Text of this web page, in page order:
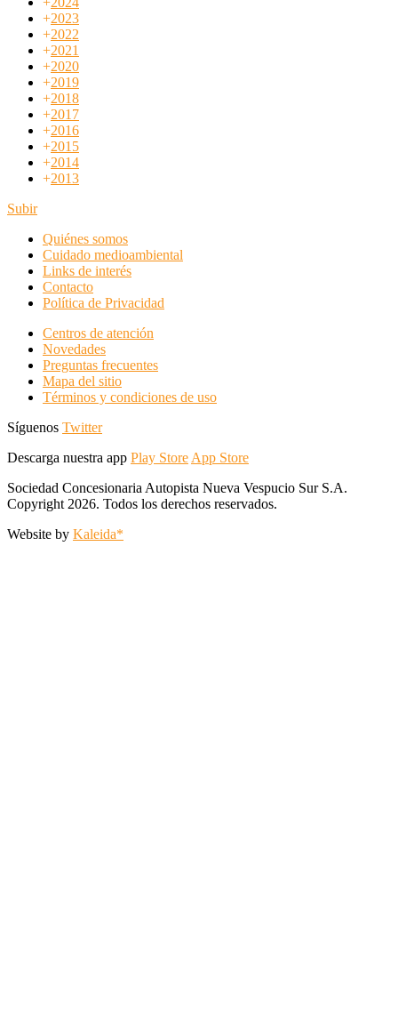
+2023
+2022
+2021
+2020
+2019
+2018
+2017
+2016
+2015
+2014
+2013
Subir
Quiénes somos
Cuidado medioambiental
Links de interés
Contacto
Política de Privacidad
Centros de atención
Novedades
Preguntas frecuentes
Mapa del sitio
Términos y condiciones de uso
Síguenos Twitter
Descarga nuestra app Play Store App Store
Sociedad Concesionaria Autopista Nueva Vespucio Sur S.A.
Copyright 2026. Todos los derechos reservados.
Website by Kaleida*